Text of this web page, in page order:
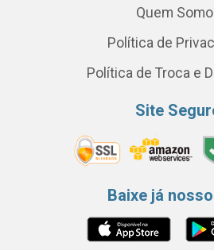
Quem
Política de
Política de Troca e
Site
Baixe já